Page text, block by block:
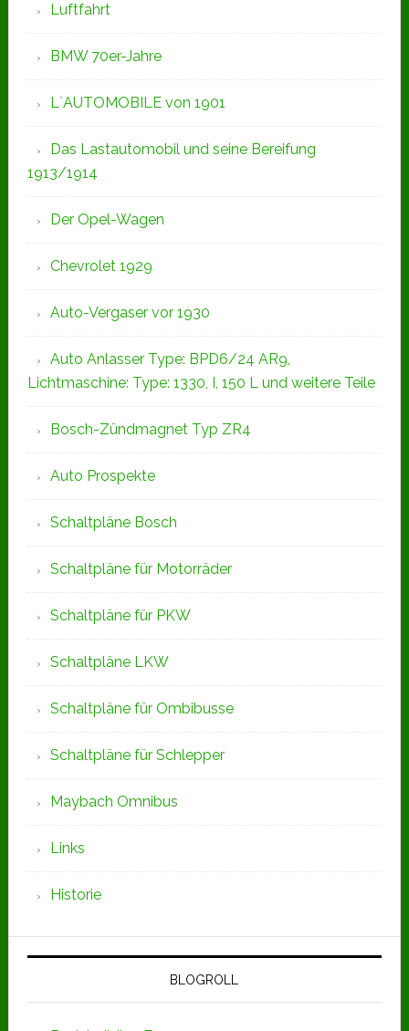
Luftfahrt
BMW 70er-Jahre
L`AUTOMOBILE von 1901
Das Lastautomobil und seine Bereifung
1913/1914
Der Opel-Wagen
Chevrolet 1929
Auto-Vergaser vor 1930
Auto Anlasser Type: BPD6/24 AR9,
Lichtmaschine: Type: 1330, I, 150 L und weitere Teile
Bosch-Zündmagnet Typ ZR4
Auto Prospekte
Schaltpläne Bosch
Schaltpläne für Motorräder
Schaltpläne für PKW
Schaltpläne LKW
Schaltpläne für Ombibusse
Schaltpläne für Schlepper
Maybach Omnibus
Links
Historie
BLOGROLL